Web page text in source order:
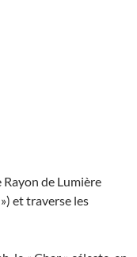
Rayon de Lumière
et traverse les